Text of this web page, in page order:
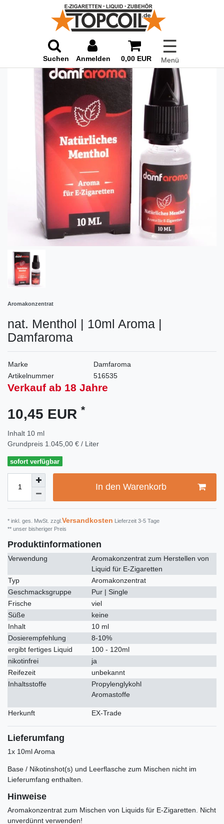
Suchen Anmelden 0,00 EUR
☰
Menü
Aromakonzentrat
nat. Menthol | 10ml Aroma |
Damfaroma
Marke
Damfaroma
Artikelnummer
516535
Verkauf ab 18 Jahre
10,45 EUR *
Inhalt 10 ml
Grundpreis 1.045,00 € / Liter
sofort verfügbar
In den Warenkorb
* inkl. ges. MwSt. zzgl. Versandkosten Lieferzeit 3-5 Tage
** unser bisheriger Preis
Produktinformationen
Verwendung
Aromakonzentrat zum Herstellen von
Liquid für E-Zigaretten
Typ
Aromakonzentrat
Geschmacksgruppe
Pur | Single
Frische
viel
Süße
keine
Inhalt
10 ml
Dosierempfehlung
8-10%
ergibt fertiges Liquid
100 - 120ml
nikotinfrei
ja
Reifezeit
unbekannt
Inhaltsstoffe
Propylenglykohl
Aromastoffe
Herkunft EX-Trade
Lieferumfang
1x 10ml Aroma
Base / Nikotinshot(s) und Leerflasche zum Mischen nicht im
Lieferumfang enthalten.
Hinweise
Aromakonzentrat zum Mischen von Liquids für E-Zigaretten. Nicht
unverdünnt verwenden!